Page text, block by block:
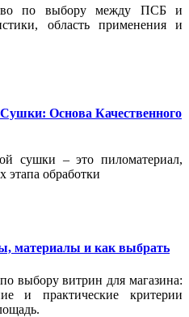
по выбору между ПСБ и
область применения и
Основа Качественного
сушки – это пиломатериал,
обработки
материалы и как выбрать
выбору витрин для магазина:
и практические критерии